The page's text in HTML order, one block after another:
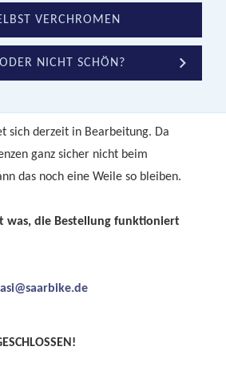
VERCHROMEN
NICHT SCHÖN?
sich derzeit in Bearbeitung. Da
ganz sicher nicht beim
das noch eine Weile so bleiben.
was, die Bestellung funktioniert